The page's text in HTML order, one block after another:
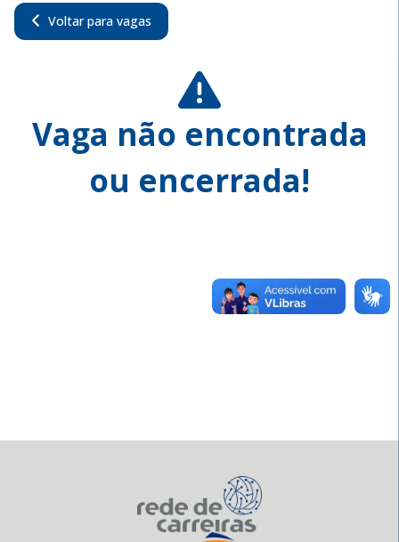
Voltar para vagas
Vaga não encontrada
ou encerrada!